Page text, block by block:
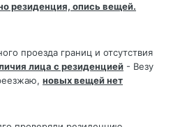
резиденция, опись вещей.
проезда границ и отсутствия
лица с резиденцией - Везу
новых вещей нет